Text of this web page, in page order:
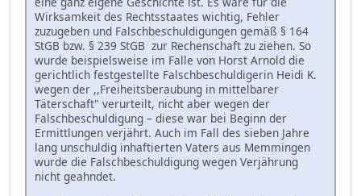
Wirksamkeit des Rechtsstaates wichtig, Fehler
zuzugeben und Falschbeschuldigungen gemäß § 164
StGB bzw. § 239 StGB zur Rechenschaft zu ziehen. So
wurde beispielsweise im Falle von Horst Arnold die
gerichtlich festgestellte Falschbeschuldigerin Heidi K.
wegen der ,,Freiheitsberaubung in mittelbarer
Täterschaft" verurteilt, nicht aber wegen der
Falschbeschuldigung – diese war bei Beginn der
Ermittlungen verjährt. Auch im Fall des sieben Jahre
lang unschuldig inhaftierten Vaters aus Memmingen
wurde die Falschbeschuldigung wegen Verjährung
nicht geahndet.